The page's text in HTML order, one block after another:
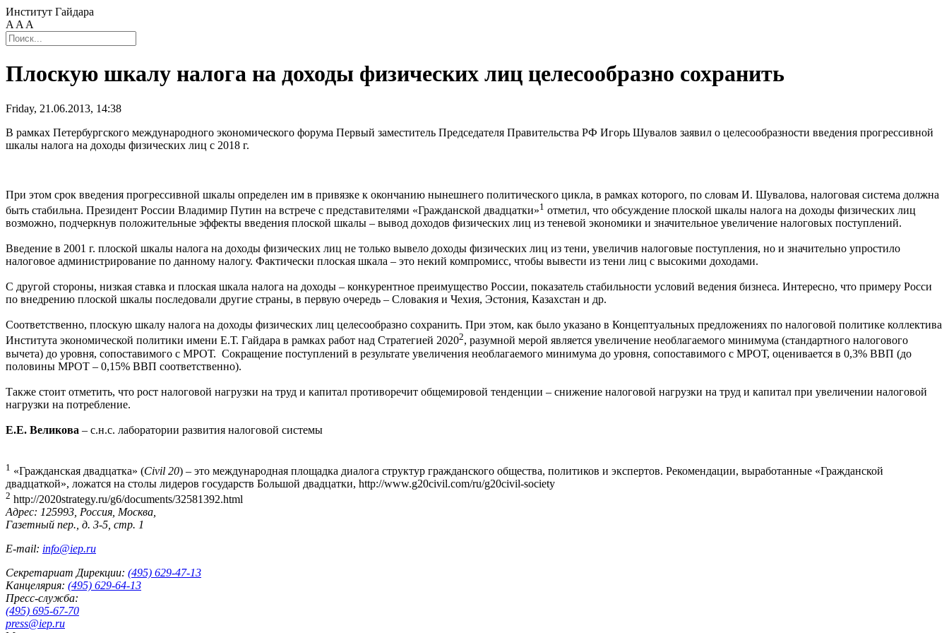
Институт Гайдара
A A A
Плоскую шкалу налога на доходы физических лиц целесообразно сохранить
Friday, 21.06.2013, 14:38
В рамках Петербургского международного экономического форума Первый заместитель Председателя Правительства РФ Игорь Шувалов заявил о целесообразности введения прогрессивной
шкалы налога на доходы физических лиц с 2018 г.
При этом срок введения прогрессивной шкалы определен им в привязке к окончанию нынешнего политического цикла, в рамках которого, по словам И. Шувалова, налоговая система должна
быть стабильна. Президент России Владимир Путин на встрече с представителями «Гражданской двадцатки»1 отметил, что обсуждение плоской шкалы налога на доходы физических лиц
возможно, подчеркнув положительные эффекты введения плоской шкалы – вывод доходов физических лиц из теневой экономики и значительное увеличение налоговых поступлений.
Введение в 2001 г. плоской шкалы налога на доходы физических лиц не только вывело доходы физических лиц из тени, увеличив налоговые поступления, но и значительно упростило
налоговое администрирование по данному налогу. Фактически плоская шкала – это некий компромисс, чтобы вывести из тени лиц с высокими доходами.
С другой стороны, низкая ставка и плоская шкала налога на доходы – конкурентное преимущество России, показатель стабильности условий ведения бизнеса. Интересно, что примеру Росси
по внедрению плоской шкалы последовали другие страны, в первую очередь – Словакия и Чехия, Эстония, Казахстан и др.
Соответственно, плоскую шкалу налога на доходы физических лиц целесообразно сохранить. При этом, как было указано в Концептуальных предложениях по налоговой политике коллектива
Института экономической политики имени Е.Т. Гайдара в рамках работ над Стратегией 20202, разумной мерой является увеличение необлагаемого минимума (стандартного налогового
вычета) до уровня, сопоставимого с МРОТ. Сокращение поступлений в результате увеличения необлагаемого минимума до уровня, сопоставимого с МРОТ, оценивается в 0,3% ВВП (до
половины МРОТ – 0,15% ВВП соответственно).
Также стоит отметить, что рост налоговой нагрузки на труд и капитал противоречит общемировой тенденции – снижение налоговой нагрузки на труд и капитал при увеличении налоговой
нагрузки на потребление.
Е.Е. Великова – с.н.с. лаборатории развития налоговой системы
1 «Гражданская двадцатка» (Civil 20) – это международная площадка диалога структур гражданского общества, политиков и экспертов. Рекомендации, выработанные «Гражданской
двадцаткой», ложатся на столы лидеров государств Большой двадцатки, http://www.g20civil.com/ru/g20civil-society
2 http://2020strategy.ru/g6/documents/32581392.html
Адрес: 125993, Россия, Москва,
Газетный пер., д. 3-5, стр. 1
E-mail: info@iep.ru
Секретариат Дирекции: (495) 629-47-13
Канцелярия: (495) 629-64-13
Пресс-служба:
(495) 695-67-70
press@iep.ru